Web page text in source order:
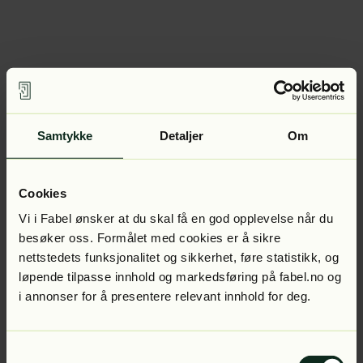
Samtykke Detaljer Om
Cookies
Vi i Fabel ønsker at du skal få en god opplevelse når du
besøker oss. Formålet med cookies er å sikre
nettstedets funksjonalitet og sikkerhet, føre statistikk, og
løpende tilpasse innhold og markedsføring på fabel.no og
i annonser for å presentere relevant innhold for deg.